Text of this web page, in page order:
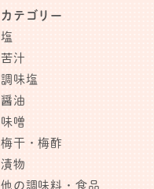
カテゴリー
塩
苦汁
調味塩
醤油
味噌
梅干・梅酢
漬物
他の調味料・食品